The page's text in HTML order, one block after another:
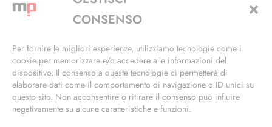
CONSENSO
Per fornire le migliori esperienze, utilizziamo tecnologie come i
cookie per memorizzare e/o accedere alle informazioni del
dispositivo. Il consenso a queste tecnologie ci permetterà di
elaborare dati come il comportamento di navigazione o ID unici su
questo sito. Non acconsentire o ritirare il consenso può influire
negativamente su alcune caratteristiche e funzioni.
+39 02 4846 3155
info@masterphil.it